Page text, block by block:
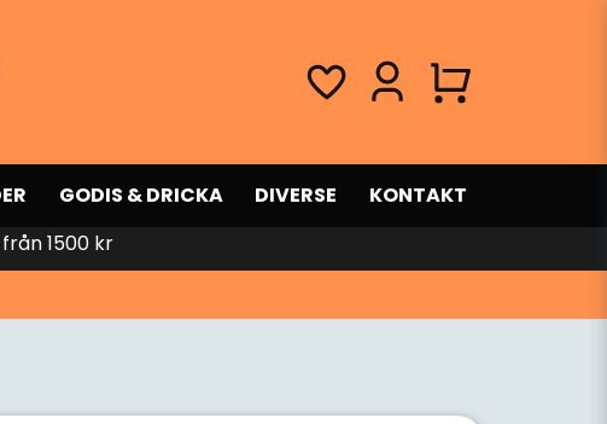
GODIS & DRICKA DIVERSE
KONTAKT
1500 kr